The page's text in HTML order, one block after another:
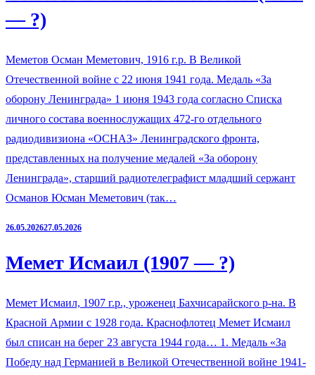
— ?)
Меметов Осман Меметович, 1916 г.р. В Великой
Отечественной войне с 22 июня 1941 года. Медаль «За
оборону Ленинграда» 1 июня 1943 года согласно Списка
личного состава военнослужащих 472-го отдельного
радиодивизиона «ОСНАЗ» Ленинградского фронта,
представленных на получение медалей «За оборону
Ленинграда», старший радиотелеграфист младший сержант
Османов Юсман Меметович (так…
26.05.202627.05.2026
Мемет Исмаил (1907 — ?)
Мемет Исмаил, 1907 г.р., уроженец Бахчисарайского р-на. В
Красной Армии с 1928 года. Краснофлотец Мемет Исмаил
был списан на берег 23 августа 1944 года… 1. Медаль «За
Победу над Германией в Великой Отечественной войне 1941-